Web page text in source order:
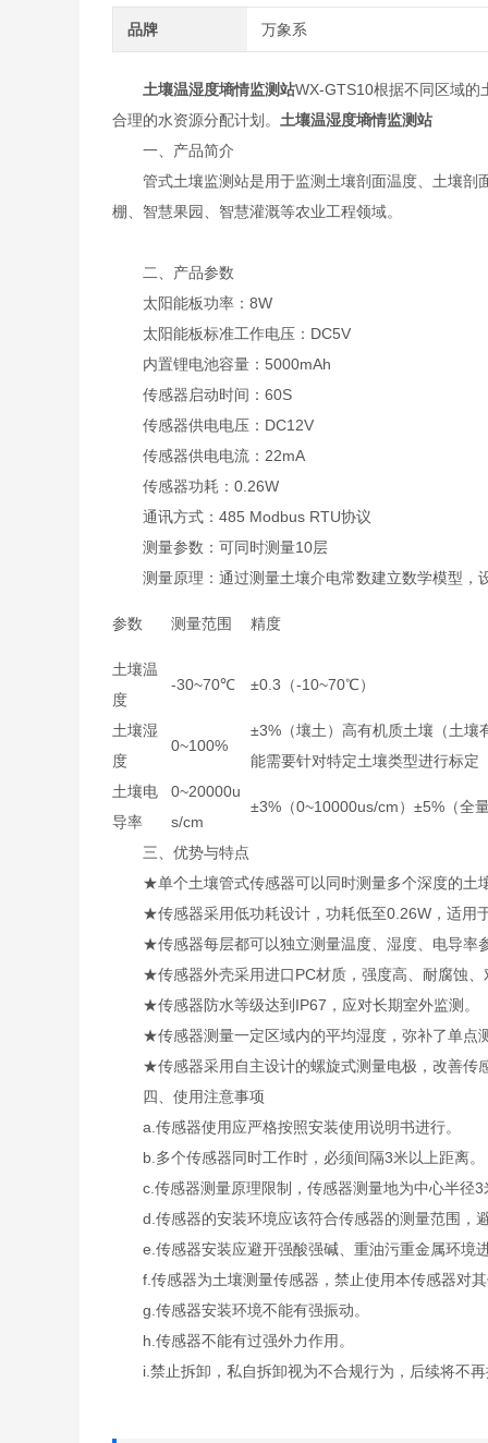
品牌 万象系
土壤温湿度墒情监测站WX-GTS10根据不同区域的
合理的水资源分配计划。 土壤温湿度墒情监测站
一、产品简介
管式土壤监测站是用于监测土壤剖面温度、土壤剖
棚、智慧果园、智慧灌溉等农业工程领域。
二、产品参数
太阳能板功率：8W
太阳能板标准工作电压：DC5V
内置锂电池容量：5000mAh
传感器启动时间：60S
传感器供电电压：DC12V
传感器供电电流：22mA
传感器功耗：0.26W
通讯方式：485 Modbus RTU协议
测量参数：可同时测量10层
测量原理：通过测量土壤介电常数建立数学模型，
参数 测量范围 精度
土壤温
度
-30~70℃ ±0.3（-10~70℃）
土壤湿
度
0~100%
±3%（壤土）高有机质土壤（土壤
能需要针对特定土壤类型进行标定
土壤电
导率
0~20000u
s/cm
±3%（0~10000us/cm）±5%（全
三、优势与特点
★单个土壤管式传感器可以同时测量多个深度的土
★传感器采用低功耗设计，功耗低至0.26W，适用
★传感器每层都可以独立测量温度、湿度、电导率
★传感器外壳采用进口PC材质，强度高、耐腐蚀、
★传感器防水等级达到IP67，应对长期室外监测。
★传感器测量一定区域内的平均湿度，弥补了单点
★传感器采用自主设计的螺旋式测量电极，改善传
四、使用注意事项
a.传感器使用应严格按照安装使用说明书进行。
b.多个传感器同时工作时，必须间隔3米以上距离。
c.传感器测量原理限制，传感器测量地为中心半径3
d.传感器的安装环境应该符合传感器的测量范围，
e.传感器安装应避开强酸强碱、重油污重金属环境
f.传感器为土壤测量传感器，禁止使用本传感器对其
g.传感器安装环境不能有强振动。
h.传感器不能有过强外力作用。
i.禁止拆卸，私自拆卸视为不合规行为，后续将不再